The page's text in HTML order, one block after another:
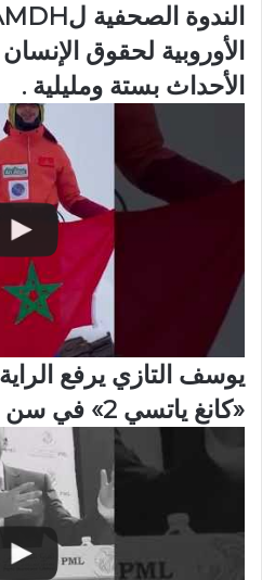
الأوروبية لحقوق
الأحداث بستة ومليلية .
يوسف التازي يرفع
«كانغ ياتسي 2» في سن الـ15